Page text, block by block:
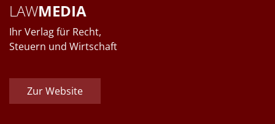
LAWMEDIA
Ihr Verlag für Recht,
Steuern und Wirtschaft
Zur Website